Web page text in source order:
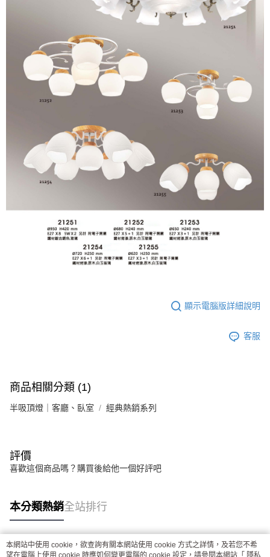
顯示電腦版詳細說明
客服
商品相關分類 (1)
半吸頂燈｜客廳、臥室 經典熱銷系列
評價
喜歡這個商品嗎？購買後給他一個好評吧
本分類熱銷全站排行
熱門標籤
本網站中使用 cookie，欲查詢有關本網站使用 cookie 方式之詳情，及若您不希
望在電腦上使用 cookie 時應如何變更電腦的 cookie 設定，請參閱本網站「 隱私